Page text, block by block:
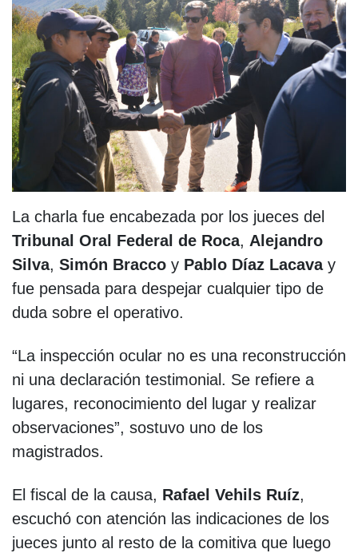
La charla fue encabezada por los jueces del
Tribunal Oral Federal de Roca, Alejandro
Silva, Simón Bracco y Pablo Díaz Lacavay
fue pensada para despejar cualquier tipo de
duda sobre el operativo.
“La inspección ocular no es una reconstrucción
ni una declaración testimonial. Se refiere a
lugares, reconocimiento del lugar y realizar
observaciones”, sostuvo uno de los
magistrados.
El fiscal de la causa, Rafael Vehils Ruíz,
escuchó con atención las indicaciones de los
jueces junto al resto de la comitiva que luego